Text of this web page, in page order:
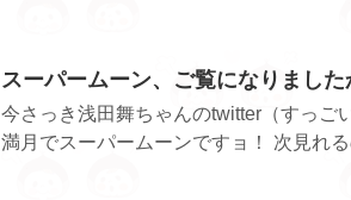
スーパームーン、ご覧になりまし
今さっき浅田舞ちゃんのtwitter（すっご
満月でスーパームーンですョ！ 次見れ